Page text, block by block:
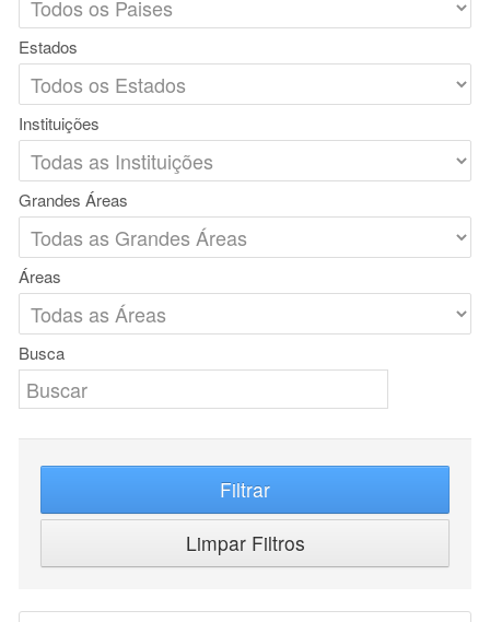
Estados
Instituições
Grandes Áreas
Áreas
Busca
Filtrar
Limpar Filtros